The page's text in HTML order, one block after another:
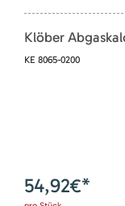
Klöber
KE 8065-0200
54,92€*